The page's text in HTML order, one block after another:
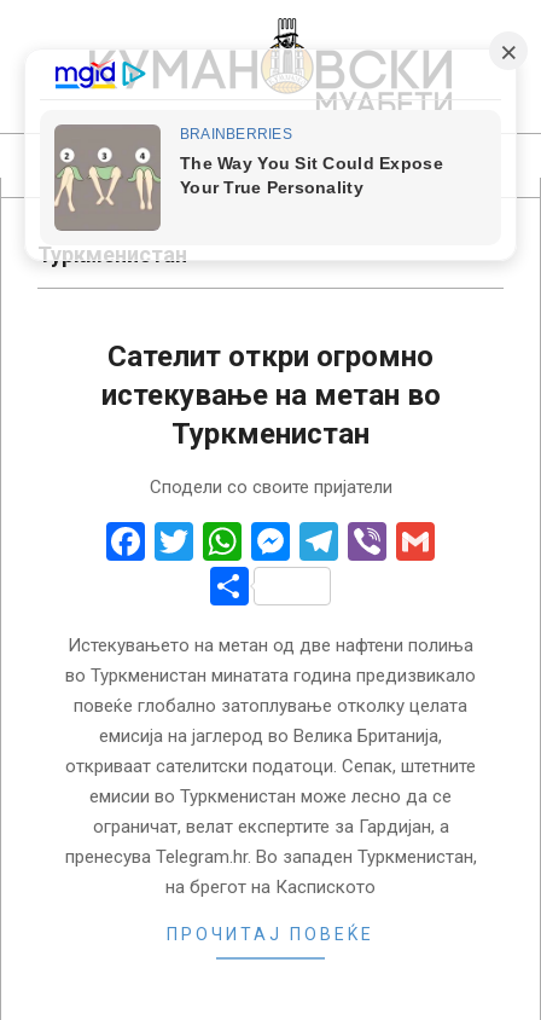
content
КУМАНОВСКИ
МУАБЕТИ
Primary
Navigation
MenuТуркменистан
Сателит откри огромно
истекување на метан во
Туркменистан
Сподели со своите пријатели
Facebook
Twitter
WhatsApp
Messenger
Telegram
Viber
Share
Истекувањето на метан од две нафтени полиња
во Туркменистан минатата година предизвикало
повеќе глобално затоплување отколку целата
емисија на јаглерод во Велика Британија,
откриваат сателитски податоци. Сепак, штетните
емисии во Туркменистан може лесно да се
ограничат, велат експертите за Гардијан, а
пренесува Telegram.hr. Во западен Туркменистан,
на брегот на Каспиското
ПРОЧИТАЈ ПОВЕЌЕ